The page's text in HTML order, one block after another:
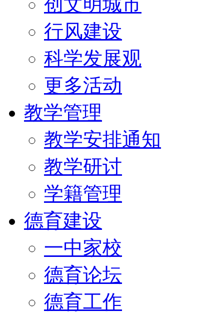
行风建设
科学发展观
更多活动
教学管理
教学安排通知
教学研讨
学籍管理
德育建设
一中家校
德育论坛
德育工作